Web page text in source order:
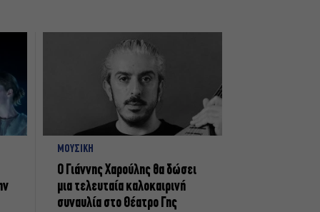
ΜΟΥΣΙΚΗ
Ο Γιάννης Χαρούλης θα δώσει
μια τελευταία καλοκαιρινή
συναυλία στο Θέατρο Γης